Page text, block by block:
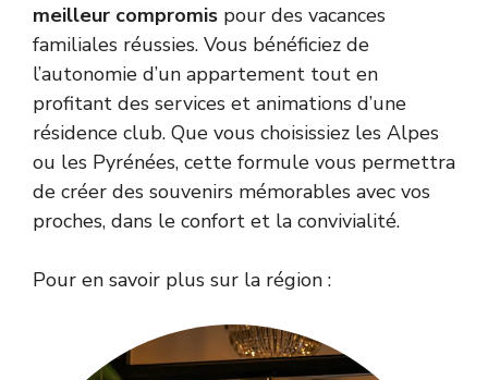
meilleur compromis pour des vacances
familiales réussies. Vous bénéficiez de
l’autonomie d’un appartement tout en
profitant des services et animations d’une
résidence club. Que vous choisissiez les Alpes
ou les Pyrénées, cette formule vous permettra
de créer des souvenirs mémorables avec vos
proches, dans le confort et la convivialité.
Pour en savoir plus sur la région :